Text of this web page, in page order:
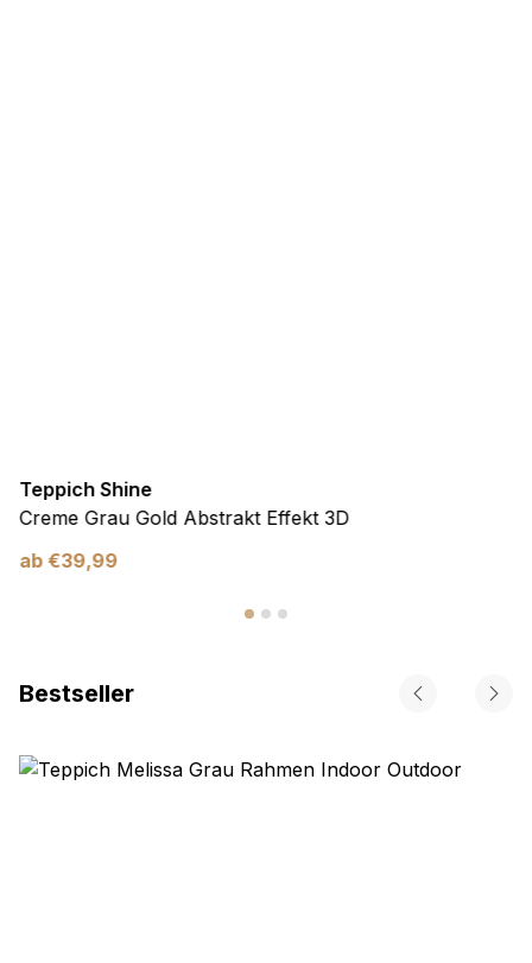
Teppich Shine
Creme Grau Gold Abstrakt Effekt 3D
ab €39,99
Bestseller